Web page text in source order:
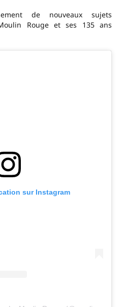
de nouveaux sujets
Rouge et ses 135 ans
sur Instagram